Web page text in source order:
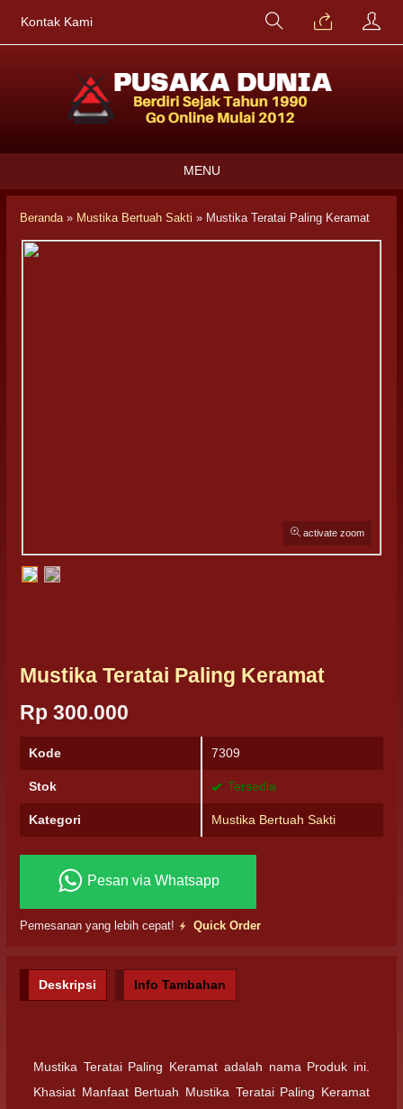
Kontak Kami
MENU
Beranda» Mustika Bertuah Sakti » Mustika Teratai Paling Keramat
activate zoom
Mustika Teratai Paling Keramat
Rp 300.000
Kode 7309
Stok Tersedia
Kategori Mustika Bertuah Sakti
Pesan via Whatsapp
Pemesanan yang lebih cepat! Quick Order
Deskripsi Info Tambahan
Mustika Teratai Paling Keramat adalah nama Produk ini.
Khasiat Manfaat Bertuah Mustika Teratai Paling Keramat